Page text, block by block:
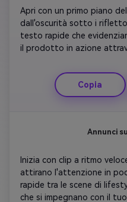
Apri con un primo piano
dall'oscurità sotto i
testo rapide che
il prodotto in azione
eccitazione. Transizione in
sorridendo e annuendo in
con un logo e un breve
Copia
Annunci
Inizia con clip a ritmo
attirano l'attenzione in
rapide tra le scene di
che si impegnano con il